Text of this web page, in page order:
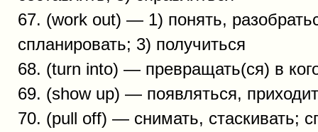
67. (work out) — 1) понять,
спланировать; 3) получиться
68. (turn into) — превращать(ся) в
69. (show up) — появляться,
70. (pull off) — снимать, стаскивать;